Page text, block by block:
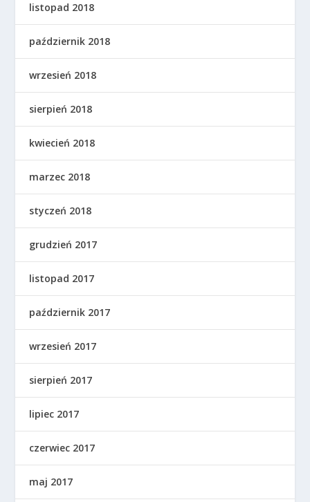
listopad 2018
październik 2018
wrzesień 2018
sierpień 2018
kwiecień 2018
marzec 2018
styczeń 2018
grudzień 2017
listopad 2017
październik 2017
wrzesień 2017
sierpień 2017
lipiec 2017
czerwiec 2017
maj 2017